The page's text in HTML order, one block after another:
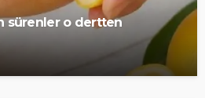
sürenler o dertten